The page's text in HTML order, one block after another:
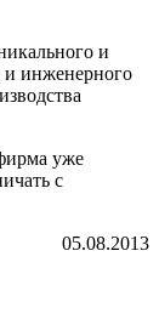
и
и инженерного
уже
с
05.08.2013